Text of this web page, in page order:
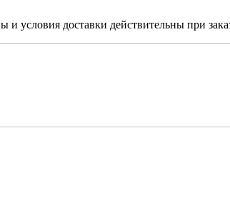
доставки действительны при